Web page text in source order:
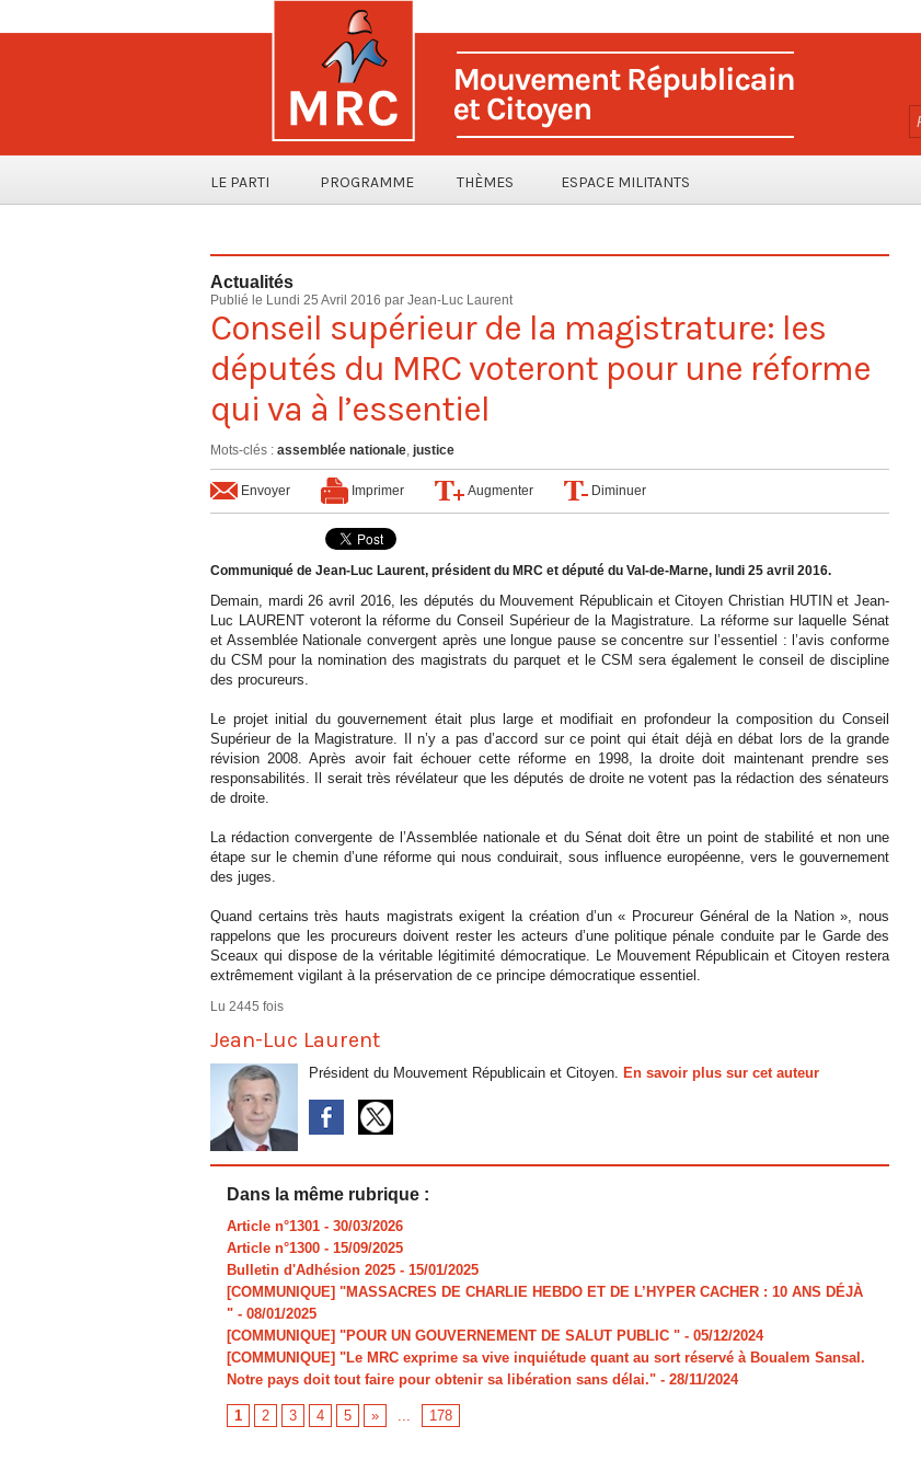
LE PARTI PROGRAMME THÈMES ESPACE MILITANTS
Actualités
Publié le Lundi 25 Avril 2016 par Jean-Luc Laurent
Conseil supérieur de la magistrature: les
députés du MRC voteront pour une réforme
qui va à l’essentiel
Mots-clés : assemblée nationale, justice
Envoyer Imprimer Augmenter Diminuer
Communiqué de Jean-Luc Laurent, président du MRC et député du Val-de-Marne, lundi 25 avril 2016.
Demain, mardi 26 avril 2016, les députés du Mouvement Républicain et Citoyen Christian HUTIN et Jean-
Luc LAURENT voteront la réforme du Conseil Supérieur de la Magistrature. La réforme sur laquelle Sénat
et Assemblée Nationale convergent après une longue pause se concentre sur l’essentiel : l’avis conforme
du CSM pour la nomination des magistrats du parquet et le CSM sera également le conseil de discipline
des procureurs.
Le projet initial du gouvernement était plus large et modifiait en profondeur la composition du Conseil
Supérieur de la Magistrature. Il n’y a pas d’accord sur ce point qui était déjà en débat lors de la grande
révision 2008. Après avoir fait échouer cette réforme en 1998, la droite doit maintenant prendre ses
responsabilités. Il serait très révélateur que les députés de droite ne votent pas la rédaction des sénateurs
de droite.
La rédaction convergente de l’Assemblée nationale et du Sénat doit être un point de stabilité et non une
étape sur le chemin d’une réforme qui nous conduirait, sous influence européenne, vers le gouvernement
des juges.
Quand certains très hauts magistrats exigent la création d’un « Procureur Général de la Nation », nous
rappelons que les procureurs doivent rester les acteurs d’une politique pénale conduite par le Garde des
Sceaux qui dispose de la véritable légitimité démocratique. Le Mouvement Républicain et Citoyen restera
extrêmement vigilant à la préservation de ce principe démocratique essentiel.
Lu 2445 fois
Jean-Luc Laurent
Président du Mouvement Républicain et Citoyen. En savoir plus sur cet auteur
Dans la même rubrique :
Article n°1301 - 30/03/2026
Article n°1300 - 15/09/2025
Bulletin d'Adhésion 2025 - 15/01/2025
[COMMUNIQUE] "MASSACRES DE CHARLIE HEBDO ET DE L’HYPER CACHER : 10 ANS DÉJÀ
" - 08/01/2025
[COMMUNIQUE] "POUR UN GOUVERNEMENT DE SALUT PUBLIC " - 05/12/2024
[COMMUNIQUE] "Le MRC exprime sa vive inquiétude quant au sort réservé à Boualem Sansal.
Notre pays doit tout faire pour obtenir sa libération sans délai." - 28/11/2024
1 2 3 4 5 » ... 178